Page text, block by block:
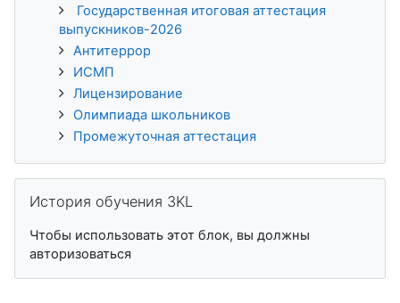
Государственная итоговая аттестация
выпускников-2026
Антитеррор
ИСМП
Лицензирование
Олимпиада школьников
Промежуточная аттестация
История обучения 3KL
Чтобы использовать этот блок, вы должны
авторизоваться